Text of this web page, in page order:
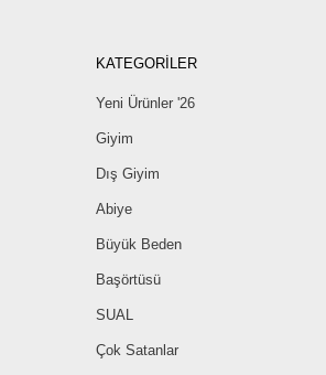
KATEGORİLER
Yeni Ürünler '26
Giyim
Dış Giyim
Abiye
Büyük Beden
Başörtüsü
SUAL
Çok Satanlar